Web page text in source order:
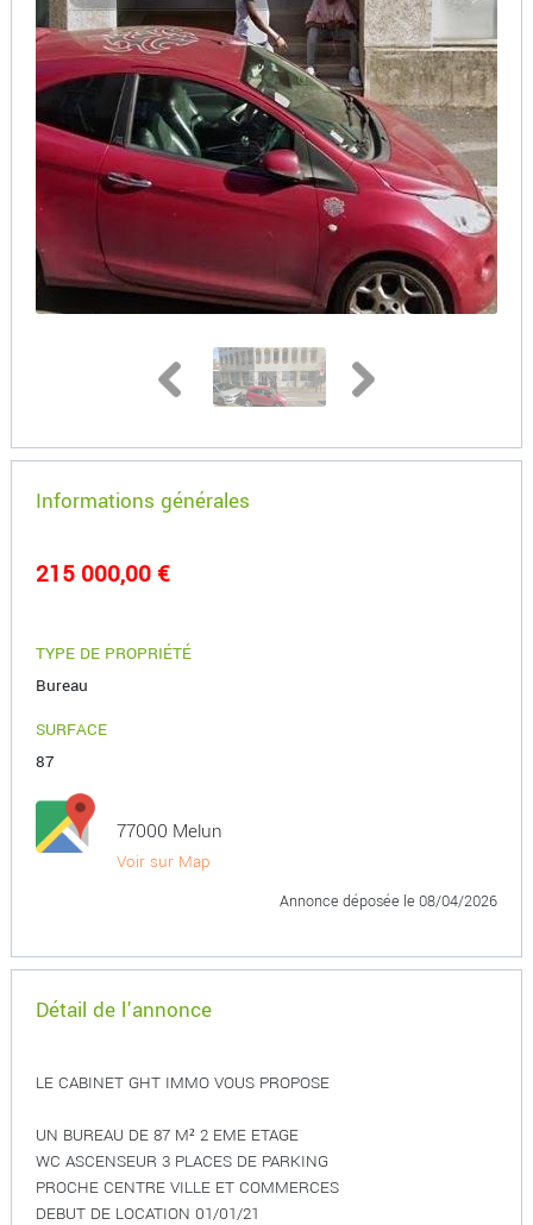
Informations générales
215 000,00 €
TYPE DE PROPRIÉTÉ
Bureau
SURFACE
87
77000 Melun
Voir sur Map
Annonce déposée le 08/04/2026
Détail de l'annonce
LE CABINET GHT IMMO VOUS PROPOSE
UN BUREAU DE 87 M² 2 EME ETAGE
WC ASCENSEUR 3 PLACES DE PARKING
PROCHE CENTRE VILLE ET COMMERCES
DEBUT DE LOCATION 01/01/21